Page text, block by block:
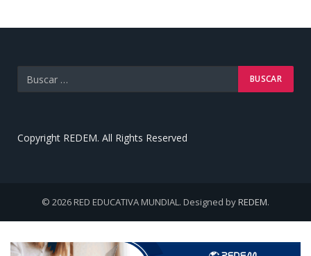
Copyright REDEM. All Rights Reserved
© 2026 RED EDUCATIVA MUNDIAL. Designed byREDEM.